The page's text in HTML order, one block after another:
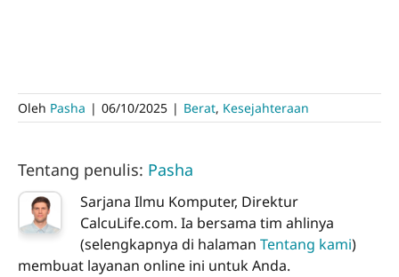
Oleh Pasha | 06/10/2025 | Berat, Kesejahteraan
Tentang penulis: Pasha
Sarjana Ilmu Komputer, Direktur
CalcuLife.com. Ia bersama tim ahlinya
(selengkapnya di halaman Tentang kami)
membuat layanan online ini untuk Anda.